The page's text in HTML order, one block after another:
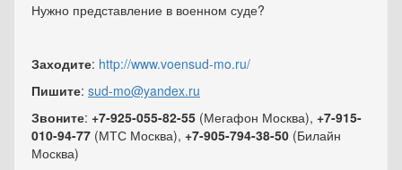
Нужно представление в военном суде?
Заходите: http://www.voensud-mo.ru/
Пишите: sud-mo@yandex.ru
Звоните: +7-925-055-82-55 (Мегафон Москва), +7-915-
010-94-77 (МТС Москва), +7-905-794-38-50 (Билайн
Москва)